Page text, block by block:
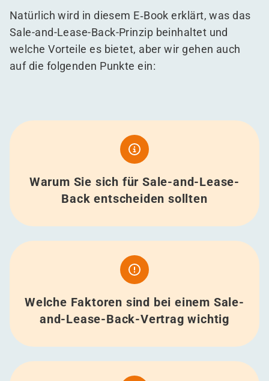
Natürlich wird in diesem E‑Book erklärt, was das
Sale-and-Lease-Back-Prinzip beinhaltet und
welche Vorteile es bietet, aber wir gehen auch
auf die folgenden Punkte ein:
Warum Sie sich für Sale-and-Lease-
Back entscheiden sollten
Welche Faktoren sind bei einem Sale-
and-Lease-Back-Vertrag wichtig